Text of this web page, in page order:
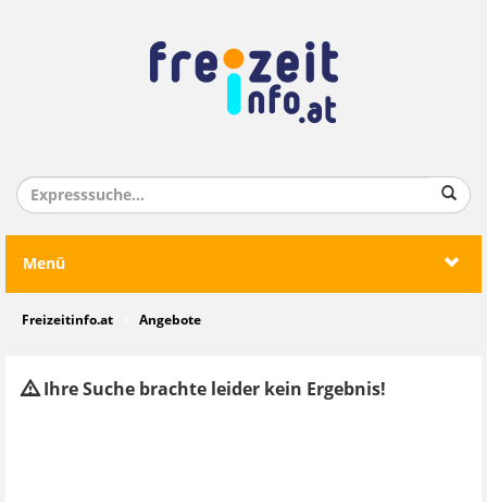
Menü
Freizeitinfo.at Angebote
Ihre Suche brachte leider kein Ergebnis!